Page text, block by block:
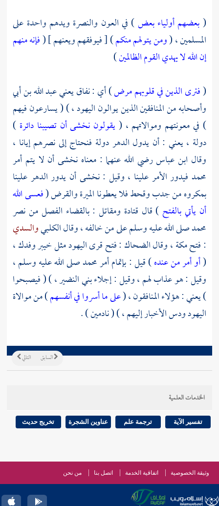
(بعضهم أولياء بعض) في العون والنصرة ويدهم واحدة على
المسلمين ، (ومن يتولهم منكم) [ فيوفقهم ويعنهم ] (فإنه منهم
إن الله لا يهدي القوم الظالمين)
(فترى الذين في قلوبهم مرض) أي : نفاق يعنيعبد الله بن أبي
وأصحابه من المنافقين الذين يوالوناليهود، ) ( يسارعون فيهم
) في معونتهم وموالاتهم ، (يقولون نخشى أن تصيبنا دائرة )
دولة ، يعني : أن يدول الدهر دولة فنحتاج إلى نصرهم إيانا ،
وقال ابن عباسرضي الله عنهما : معناه نخشى أن لا يتم أمر
محمد فيدور الأمر علينا ، وقيل : نخشى أن يدور الدهر علينا
بمكروه من جدب وقحط فلا يعطونا الميرة والقرض (فعسى الله
أن يأتي بالفتح ) قال قتادة ومقاتل : بالقضاء الفصل من نصر
محمدصلى الله عليه وسلم على من خالفه ، وقالالكلبيوالسدي
: فتحمكة، وقالالضحاك : فتح قرىاليهودمثل خيبر وفدك ،
(أو أمر من عنده) قيل : بإتمام أمرمحمدصلى الله عليه وسلم ،
وقيل : هو عذاب لهم ، وقيل : إجلاءبني النضير، ) ( فيصبحوا
) يعني : هؤلاء المنافقون ، (على ما أسروا في أنفسهم) من موالاة
اليهودودس الأخبار إليهم ، ) ( نادمين ) .
التالي السابق
الخدمات العلمية
تفسير الآية ترجمة علم عناوين الشجرة تخريج حديث
وثيقة الخصوصية اتفاقية الخدمة اتصل بنا من نحن